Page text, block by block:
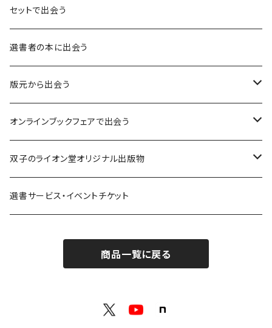
言葉：思考の種となるもの
異界：日常から離れた視点
意志：自ら進む力
解体：固定観念を壊す
熱源：情熱を呼び起こす
共鳴：他者や世界とつながる
記憶：過去と向き合う
余白：答えを出さない時間
セットで出会う
選書者の本に出会う
版元から出会う
荒蝦夷フェア
クオン
寿郎社
オンラインブックフェアで出会う
本屋発の文芸誌『しししし』フェア！！
韓国文学フェア！！
ZINE・同人誌フェア！！（2023年11月）
詩歌フェア！！（2023年10月）
双子のライオン堂オリジナル出版物
書籍
選書サービス・イベントチケット
商品一覧に戻る